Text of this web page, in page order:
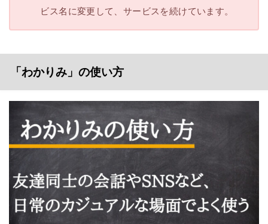
ビス名に変更して、サービスを続けています。
「わかりみ」の使い方